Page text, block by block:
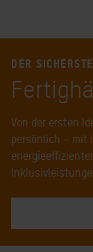
KARRIERE
SERVICES
SERVICES
DER
Von der ersten
persönlich – mit